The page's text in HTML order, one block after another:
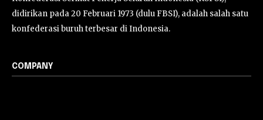
didirikan pada 20 Februari 1973 (dulu FBSI), adalah salah satu
konfederasi buruh terbesar di Indonesia.
COMPANY